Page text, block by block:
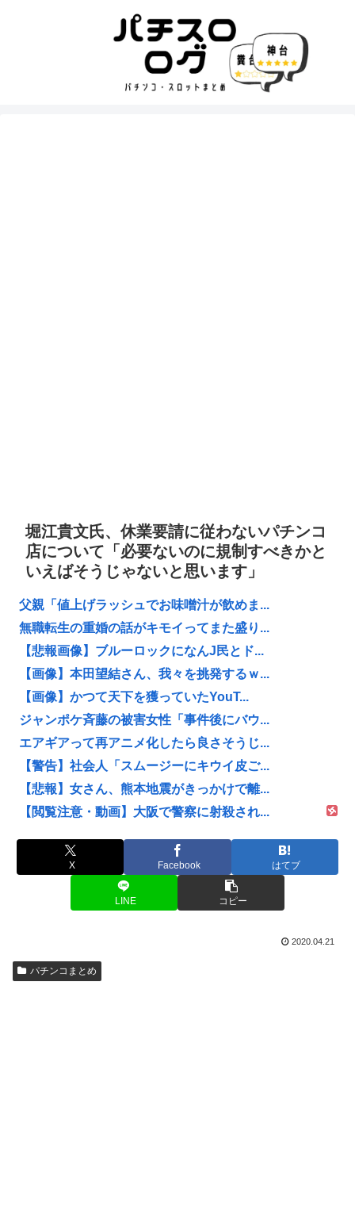
堀江貴文氏、休業要請に従わないパチンコ
店について「必要ないのに規制すべきかと
いえばそうじゃないと思います」
父親「値上げラッシュでお味噌汁が飲めま...
無職転生の重婚の話がキモイってまた盛り...
【悲報画像】ブルーロックになんJ民とド...
【画像】本田望結さん、我々を挑発するｗ...
【画像】かつて天下を獲っていたYouT...
ジャンポケ斉藤の被害女性「事件後にバウ...
エアギアって再アニメ化したら良さそうじ...
【警告】社会人「スムージーにキウイ皮ご...
【悲報】女さん、熊本地震がきっかけで離...
【閲覧注意・動画】大阪で警察に射殺され...
X Facebook はてブ
LINE コピー
2020.04.21
パチンコまとめ